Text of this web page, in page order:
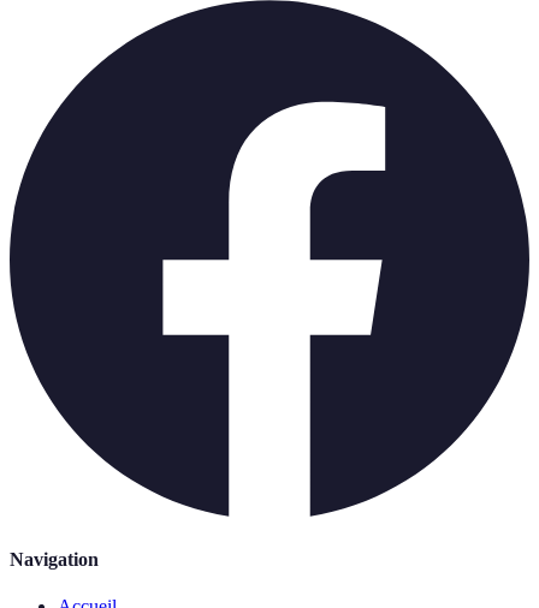
Navigation